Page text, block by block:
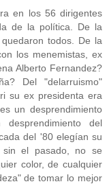
en los 56 dirigentes
de la política. De la
todos. De la
los menemistas, ex
Alberto Fernandez?
Del "delarruismo"
su ex presidenta era
un desprendimiento
del
del '80 elegían su
sin el pasado, no se
color, de cualquier
de tomar lo mejor